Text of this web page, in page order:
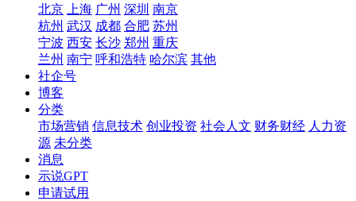
北京
上海 广州 深圳 南京
杭州 武汉 成都 合肥 苏州
宁波 西安 长沙 郑州 重庆
兰州 南宁 呼和浩特 哈尔滨 其他
社企号
博客
分类
市场营销 信息技术 创业投资 社会人文 财务财经 人力资
源 未分类
消息
示说GPT
申请试用